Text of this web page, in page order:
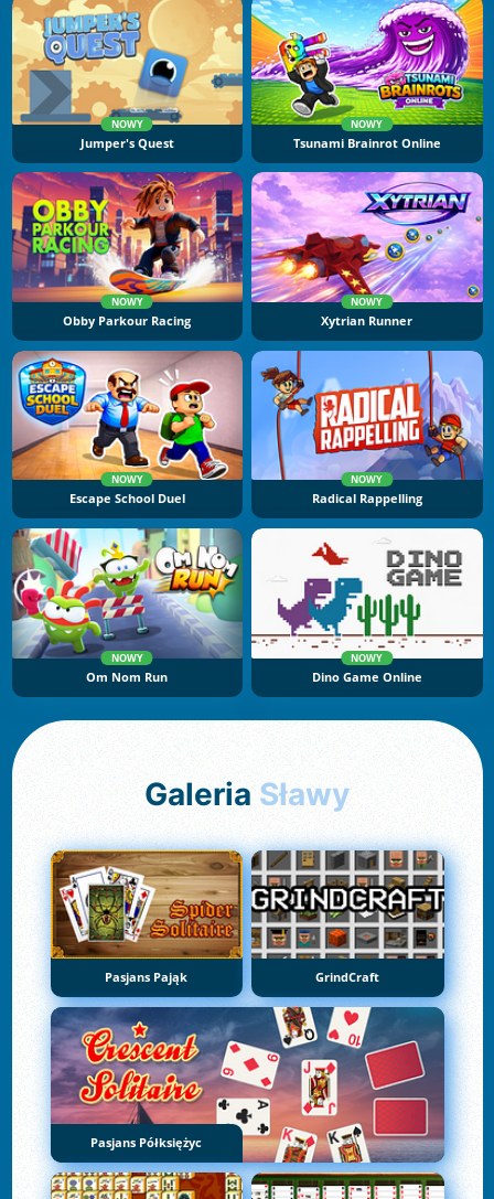
NOWY
Jumper's Quest
NOWY
Tsunami Brainrot Online
NOWY
Obby Parkour Racing
NOWY
Xytrian Runner
NOWY
Escape School Duel
NOWY
Radical Rappelling
NOWY
Om Nom Run
NOWY
Dino Game Online
Galeria Sławy
Pasjans Pająk GrindCraft
Pasjans Półksiężyc